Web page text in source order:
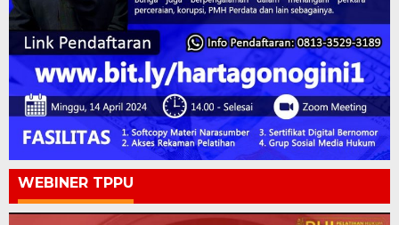
WEBINER TPPU